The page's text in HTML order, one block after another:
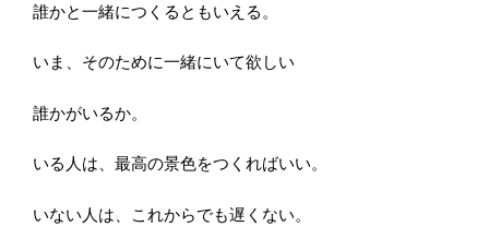
誰かと一緒につくるともいえる。
いま、そのために一緒にいて欲しい
誰かがいるか。
いる人は、最高の景色をつくればいい。
いない人は、これからでも遅くない。